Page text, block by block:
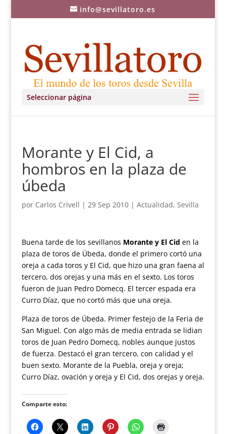
info@sevillatoro.es
Seleccionar página
Morante y El Cid, a
hombros en la plaza de
úbeda
por Carlos Crivell | 29 Sep 2010| Actualidad, Sevilla
Buena tarde de los sevillanos Morante y El Cid en la
plaza de toros de Úbeda, donde el primero cortó una
oreja a cada toros y El Cid, que hizo una gran faena al
tercero, dos orejas y una más en el sexto. Los toros
fueron de Juan Pedro Domecq. El tercer espada era
Curro Díaz, que no cortó más que una oreja.
Plaza de toros de Úbeda. Primer festejo de la Feria de
San Miguel. Con algo más de media entrada se lidian
toros de Juan Pedro Domecq, nobles aunque justos
de fuerza. Destacó el gran tercero, con calidad y el
buen sexto. Morante de la Puebla, oreja y oreja;
Curro Díaz, ovación y oreja y El Cid, dos orejas y oreja.
Comparte esto: